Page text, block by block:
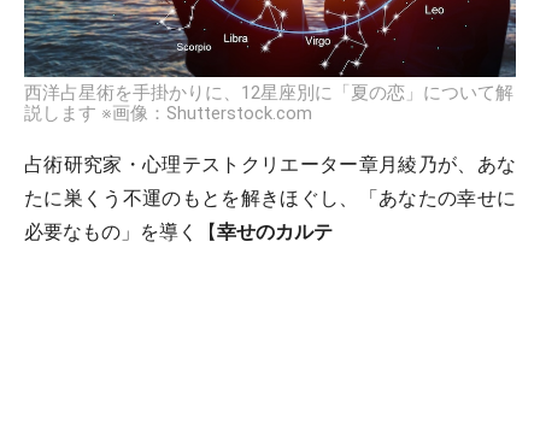
西洋占星術を手掛かりに、12星座別に「夏の恋」について解
説します ※画像：Shutterstock.com
占術研究家・心理テストクリエーター章月綾乃が、あな
たに巣くう不運のもとを解きほぐし、「あなたの幸せに
必要なもの」を導く【幸せのカルテ